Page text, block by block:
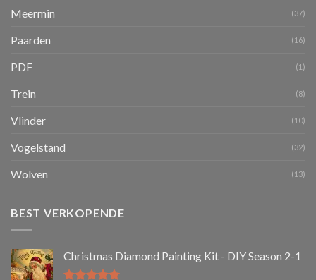
Meermin (37)
Paarden (16)
PDF (1)
Trein (8)
Vlinder (10)
Vogelstand (32)
Wolven (13)
BEST VERKOPENDE
Christmas Diamond Painting Kit - DIY Season 2-1